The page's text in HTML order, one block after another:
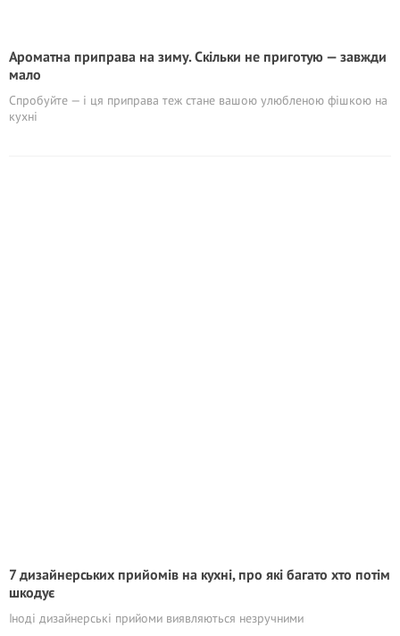
Ароматна приправа на зиму. Скільки не приготую — завжди
мало
Спробуйте — і ця приправа теж стане вашою улюбленою фішкою на
кухні
7 дизайнерських прийомів на кухні, про які багато хто потім
шкодує
Іноді дизайнерські прийоми виявляються незручними